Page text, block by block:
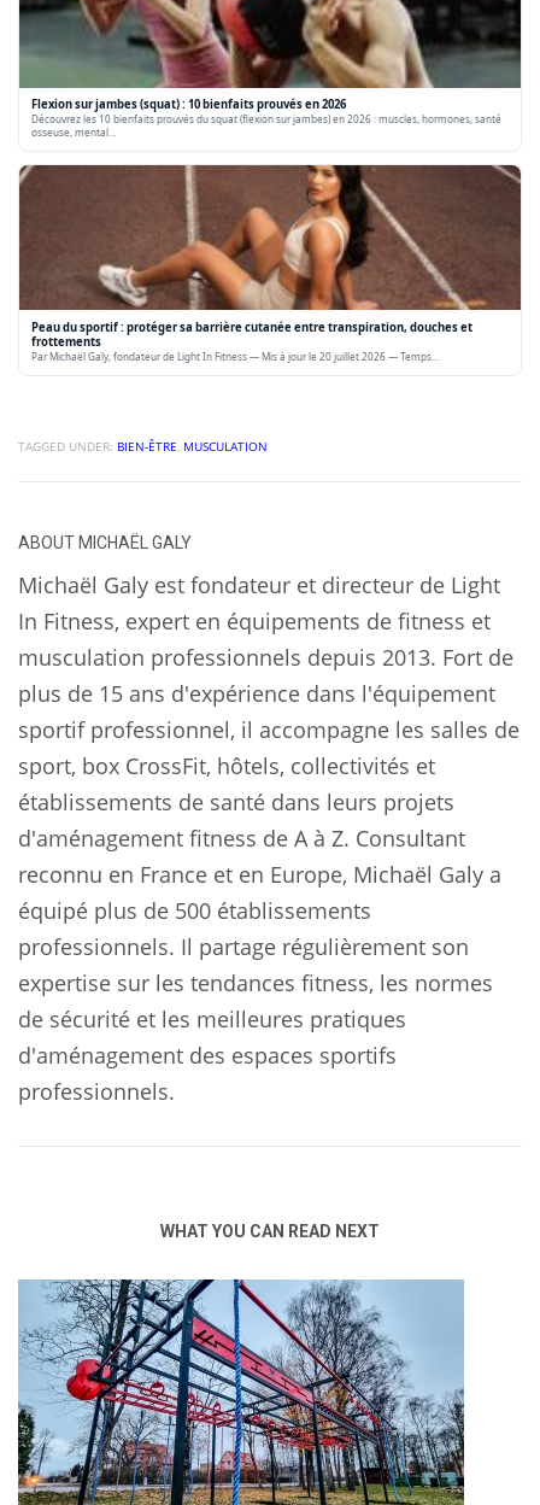
Flexion sur jambes (squat) : 10 bienfaits prouvés en 2026
Découvrez les 10 bienfaits prouvés du squat (flexion sur jambes) en 2026 : muscles, hormones, santé
osseuse, mental…
Peau du sportif : protéger sa barrière cutanée entre transpiration, douches et
frottements
Par Michaël Galy, fondateur de Light In Fitness — Mis à jour le 20 juillet 2026 — Temps…
TAGGED UNDER: BIEN-ÊTRE, MUSCULATION
ABOUT MICHAËL GALY
Michaël Galy est fondateur et directeur de Light
In Fitness, expert en équipements de fitness et
musculation professionnels depuis 2013. Fort de
plus de 15 ans d'expérience dans l'équipement
sportif professionnel, il accompagne les salles de
sport, box CrossFit, hôtels, collectivités et
établissements de santé dans leurs projets
d'aménagement fitness de A à Z. Consultant
reconnu en France et en Europe, Michaël Galy a
équipé plus de 500 établissements
professionnels. Il partage régulièrement son
expertise sur les tendances fitness, les normes
de sécurité et les meilleures pratiques
d'aménagement des espaces sportifs
professionnels.
WHAT YOU CAN READ NEXT